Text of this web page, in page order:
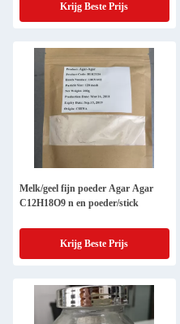
Krijg Beste Prijs
Melk/geel fijn poeder Agar Agar
C12H18O9 n en poeder/stick
Krijg Beste Prijs